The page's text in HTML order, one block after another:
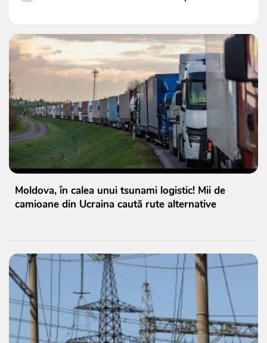
Moldova, în calea unui tsunami logistic! Mii de
camioane din Ucraina caută rute alternative